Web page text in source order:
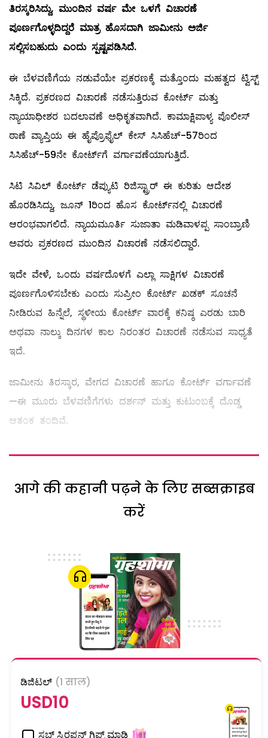
ತಿರಸ್ಕರಿಸಿದ್ದು, ಮುಂದಿನ ವರ್ಷ ಮೇ ಒಳಗೆ ವಿಚಾರಣೆ
ಪೂರ್ಣಗೊಳ್ಳದಿದ್ದರೆ ಮಾತ್ರ ಹೊಸದಾಗಿ ಜಾಮೀನು ಅರ್ಜಿ
ಸಲ್ಲಿಸಬಹುದು ಎಂದು ಸ್ಪಷ್ಟಪಡಿಸಿದೆ.
ಈ ಬೆಳವಣಿಗೆಯ ನಡುವೆಯೇ ಪ್ರಕರಣಕ್ಕೆ ಮತ್ತೊಂದು ಮಹತ್ವದ ಟ್ವಿಸ್ಟ್
ಸಿಕ್ಕಿದೆ. ಪ್ರಕರಣದ ವಿಚಾರಣೆ ನಡೆಸುತ್ತಿರುವ ಕೋರ್ಟ್ ಮತ್ತು
ನ್ಯಾಯಾಧೀಶರ ಬದಲಾವಣೆ ಅಧಿಕೃತವಾಗಿದೆ. ಕಾಮಾಕ್ಷಿಪಾಳ್ಯ ಪೊಲೀಸ್
ಠಾಣೆ ವ್ಯಾಪ್ತಿಯ ಈ ಹೈಪ್ರೊಫೈಲ್ ಕೇಸ್ ಸಿಸಿಹೆಚ್-57ರಿಂದ
ಸಿಸಿಹೆಚ್-59ನೇ ಕೋರ್ಟ್‌ಗೆ ವರ್ಗಾವಣೆಯಾಗುತ್ತಿದೆ.
ಸಿಟಿ ಸಿವಿಲ್ ಕೋರ್ಟ್ ಡೆಪ್ಯುಟಿ ರಿಜಿಸ್ಟ್ರಾರ್ ಈ ಕುರಿತು ಆದೇಶ
ಹೊರಡಿಸಿದ್ದು, ಜೂನ್ 1ರಿಂದ ಹೊಸ ಕೋರ್ಟ್‌ನಲ್ಲಿ ವಿಚಾರಣೆ
ಆರಂಭವಾಗಲಿದೆ. ನ್ಯಾಯಮೂರ್ತಿ ಸುಜಾತಾ ಮಡಿವಾಳಪ್ಪ ಸಾಂಬ್ರಾಣಿ
ಅವರು ಪ್ರಕರಣದ ಮುಂದಿನ ವಿಚಾರಣೆ ನಡೆಸಲಿದ್ದಾರೆ.
ಇದೇ ವೇಳೆ, ಒಂದು ವರ್ಷದೊಳಗೆ ಎಲ್ಲಾ ಸಾಕ್ಷಿಗಳ ವಿಚಾರಣೆ
ಪೂರ್ಣಗೊಳಿಸಬೇಕು ಎಂದು ಸುಪ್ರೀಂ ಕೋರ್ಟ್ ಖಡಕ್ ಸೂಚನೆ
ನೀಡಿರುವ ಹಿನ್ನೆಲೆ, ಸ್ಥಳೀಯ ಕೋರ್ಟ್ ವಾರಕ್ಕೆ ಕನಿಷ್ಠ ಎರಡು ಬಾರಿ
ಅಥವಾ ನಾಲ್ಕು ದಿನಗಳ ಕಾಲ ನಿರಂತರ ವಿಚಾರಣೆ ನಡೆಸುವ ಸಾಧ್ಯತೆ
ಇದೆ.
ಜಾಮೀನು ತಿರಸ್ಕಾರ, ವೇಗದ ವಿಚಾರಣೆ ಹಾಗೂ ಕೋರ್ಟ್ ವರ್ಗಾವಣೆ
—ಈ ಮೂರು ಬೆಳವಣಿಗೆಗಳು ದರ್ಶನ್ ಮತ್ತು ಕುಟುಂಬಕ್ಕೆ ದೊಡ್ಡ
ಆತಂಕ ತಂದಿವೆ.
आगे की कहानी पढ़ने के लिए सब्सक्राइब
करें
ಡಿಜಿಟಲ್ (1 साल)
USD10
ಸಬ್ ಸ್ಕಿರಪ್ಶನ್ ಗಿಫ್ಟ್ ಮಾಡಿ